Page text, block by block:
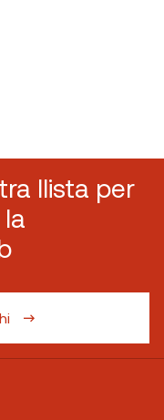
llista per